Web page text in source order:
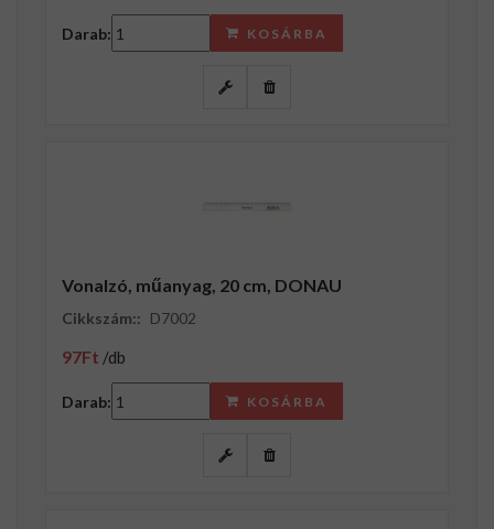
Darab: KOSÁRBA
Vonalzó, műanyag, 20 cm, DONAU
Cikkszám:: D7002
97Ft /db
Darab: KOSÁRBA